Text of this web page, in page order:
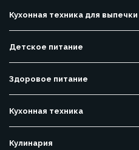
Кухонная техника для выпечки
Детское питание
Здоровое питание
Кухонная техника
Кулинария